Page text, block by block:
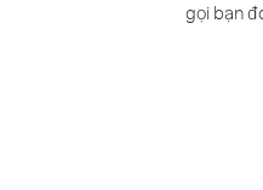
gọi bạn